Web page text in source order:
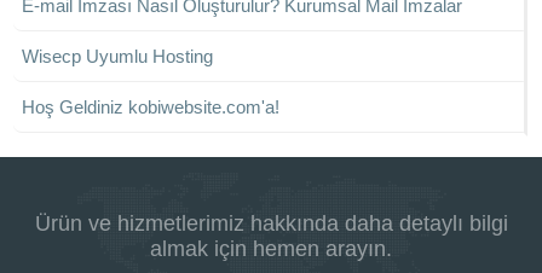
E-mail İmzası Nasıl Oluşturulur? Kurumsal Mail İmzalar
Wisecp Uyumlu Hosting
Hoş Geldiniz kobiwebsite.com'a!
Ürün ve hizmetlerimiz hakkında daha detaylı bilgi
almak için hemen arayın.